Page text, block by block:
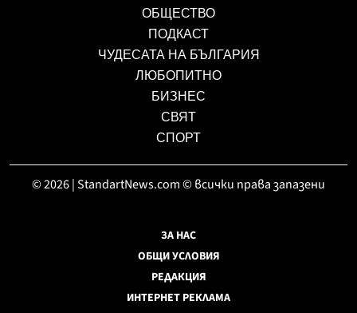
ОБЩЕСТВО
ПОДКАСТ
ЧУДЕСАТА НА БЪЛГАРИЯ
ЛЮБОПИТНО
БИЗНЕС
СВЯТ
СПОРТ
© 2026 | StandartNews.com © всички права запазени
ЗА НАС
ОБЩИ УСЛОВИЯ
РЕДАКЦИЯ
ИНТЕРНЕТ РЕКЛАМА